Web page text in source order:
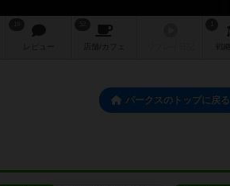
レビュー 店舗/ カフェ 戦略
パークスのトップに戻る